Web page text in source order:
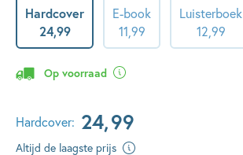
Hardcover
24,99
E-book
11,99
Luisterboek
12,99
Op voorraad
Hardcover: 24,99
Altijd de laagste prijs